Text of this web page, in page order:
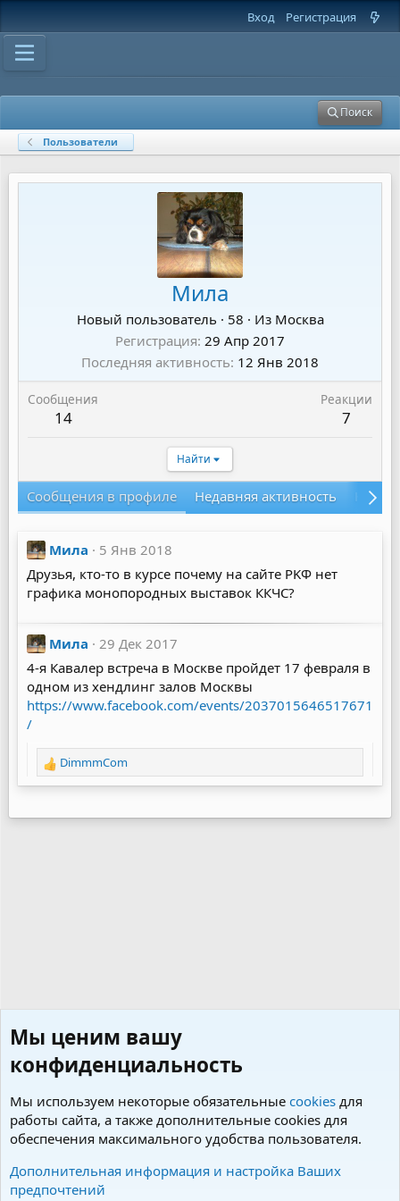
Вход Регистрация
Поиск
Пользователи
Мила
Новый пользователь · 58 · Из Москва
Регистрация 29 Апр 2017
Последняя активность 12 Янв 2018
Сообщения
14
Реакции
7
Найти
Сообщения в профиле Недавняя активность
Мила
5 Янв 2018
Друзья, кто-то в курсе почему на сайте PKФ нет
графика монопородных выставок ККЧС?
Мила
29 Дек 2017
4-я Кавалер встреча в Москве пройдет 17 февраля в
одном из хендлинг залов Москвы
https://www.facebook.com/events/2037015646517671
/
Р
е
к
DimmmCom
Пользователи
Cookies Charm by DCom
Мы ценим вашу
конфиденциальность
Мы используем некоторые обязательные cookies для
работы сайта, а также дополнительные cookies для
обеспечения максимального удобства пользователя.
Дополнительная информация и настройка Ваших
предпочтений